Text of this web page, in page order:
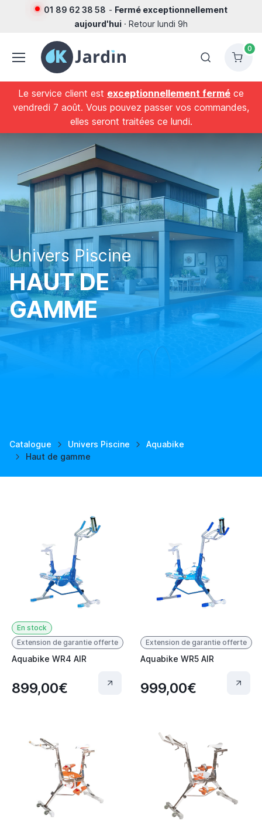
01 89 62 38 58 - Fermé exceptionnellement
aujourd'hui · Retour lundi 9h
0
Le service client est exceptionnellement fermé ce
vendredi 7 août. Vous pouvez passer vos commandes,
elles seront traitées ce lundi.
Univers Piscine
HAUT DE
GAMME
Catalogue Univers Piscine
Aquabike
Haut de gamme
En stock
Extension de garantie offerte
Aquabike WR4 AIR
899,00€
Extension de garantie offerte
Aquabike WR5 AIR
999,00€